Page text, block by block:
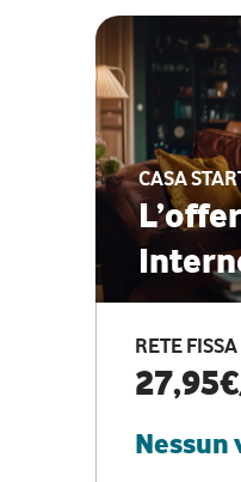
CASA
RETE FISSA
27,95€
Nessun